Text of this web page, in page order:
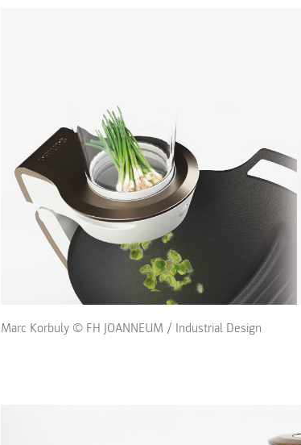
Marc Korbuly © FH JOANNEUM / Industrial Design